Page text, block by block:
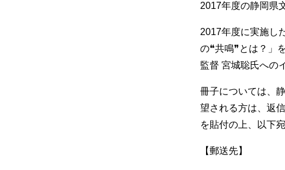
2017年度の静岡県
2017年度に実施し
の❝共鳴❞とは？」
監督 宮城聡氏への
冊子については、
望される方は、返
を貼付の上、以下
【郵送先】